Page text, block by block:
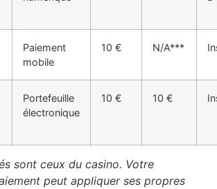
Paiement
mobile
10 € N/A***
Portefeuille
électronique
10 € 10 €
sont ceux du casino. Votre
peut appliquer ses propres